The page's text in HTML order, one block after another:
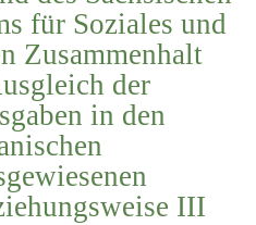
für Soziales und
Zusammenhalt
der
in den
III